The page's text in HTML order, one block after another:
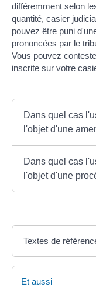
différemment selon
quantité, casier
pouvez être puni
prononcées par le
Vous pouvez
inscrite sur votre
Dans quel cas
l'objet d'une
Dans quel cas
l'objet d'une
Textes de
Et aussi